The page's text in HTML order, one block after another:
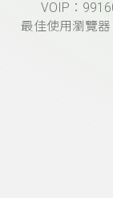
VOIP：
最佳使用瀏覽器